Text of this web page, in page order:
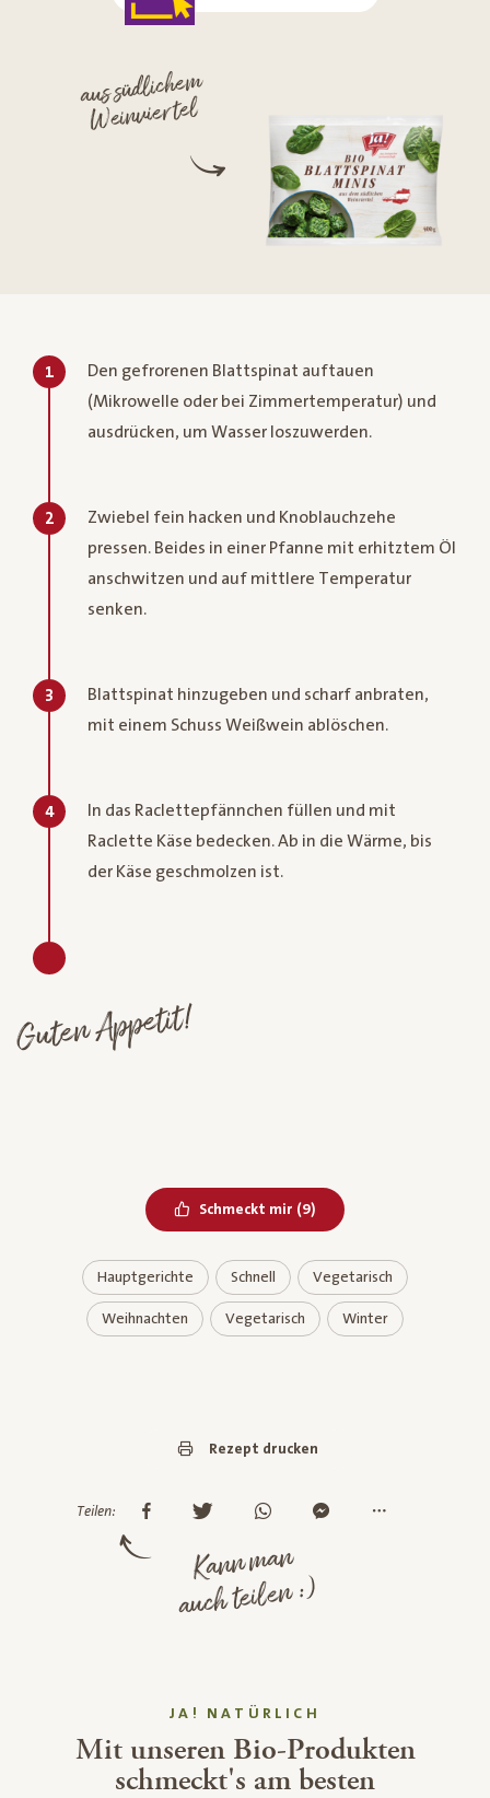
aus südlichem
Weinviertel
1
Den gefrorenen Blattspinat auftauen
(Mikrowelle oder bei Zimmertemperatur) und
ausdrücken, um Wasser loszuwerden.
2
Zwiebel fein hacken und Knoblauchzehe
pressen. Beides in einer Pfanne mit erhitztem Öl
anschwitzen und auf mittlere Temperatur
senken.
3
Blattspinat hinzugeben und scharf anbraten,
mit einem Schuss Weißwein ablöschen.
4
In das Raclettepfännchen füllen und mit
Raclette Käse bedecken. Ab in die Wärme, bis
der Käse geschmolzen ist.
Guten Appetit!
Schmeckt mir Bereits geliked
(9)
Hauptgerichte Schnell Vegetarisch
Weihnachten Vegetarisch Winter
Rezept drucken
Teilen:
Kann man
auch teilen :)
JA! NATÜRLICH
Mit unseren Bio-Produkten
schmeckt's am besten